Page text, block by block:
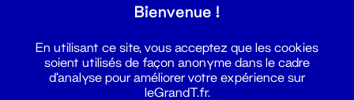
Grand T :
Bienvenue !
En utilisant ce site, vous acceptez que les cookies
soient utilisés de façon anonyme dans le cadre
d'analyse pour améliorer votre expérience sur
leGrandT.fr.